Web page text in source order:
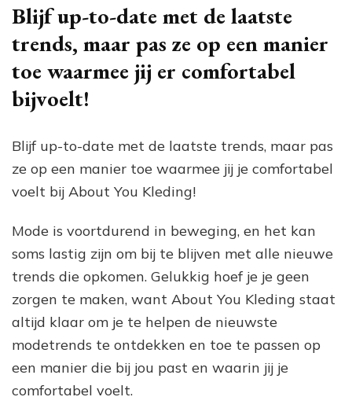
Blijf up-to-date met de laatste
trends, maar pas ze op een manier
toe waarmee jij er comfortabel
bijvoelt!
Blijf up-to-date met de laatste trends, maar pas
ze op een manier toe waarmee jij je comfortabel
voelt bij About You Kleding!
Mode is voortdurend in beweging, en het kan
soms lastig zijn om bij te blijven met alle nieuwe
trends die opkomen. Gelukkig hoef je je geen
zorgen te maken, want About You Kleding staat
altijd klaar om je te helpen de nieuwste
modetrends te ontdekken en toe te passen op
een manier die bij jou past en waarin jij je
comfortabel voelt.